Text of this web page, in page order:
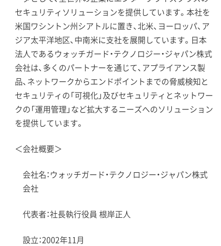
セキュリティソリューションを提供しています。本社を
米国ワシントン州シアトルに置き、北米、ヨーロッパ、ア
ジア太平洋地区、中南米に支社を展開しています。日本
法人であるウォッチガード・テクノロジー・ジャパン株式
会社は、多くのパートナーを通じて、アプライアンス製
品、ネットワークからエンドポイントまでの脅威検知と
セキュリティの「可視化」及びセキュリティとネットワー
クの「運用管理」など拡大するニーズへのソリューション
を提供しています。
＜会社概要＞
会社名：ウォッチガード・テクノロジー・ジャパン株式
会社
代表者：社長執行役員 根岸正人
設立：2002年11月